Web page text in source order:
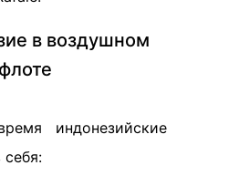
в воздушном
флоте
индонезийские